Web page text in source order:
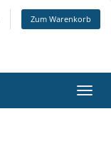
Zum Warenkorb